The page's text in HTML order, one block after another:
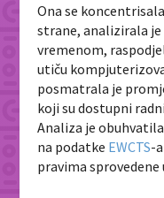
Ona se
strane, analizirala
vremenom,
utiču
posmatrala je
koji su dostupni
Analiza je
na podatke EWCTS-
pravima sprovedene